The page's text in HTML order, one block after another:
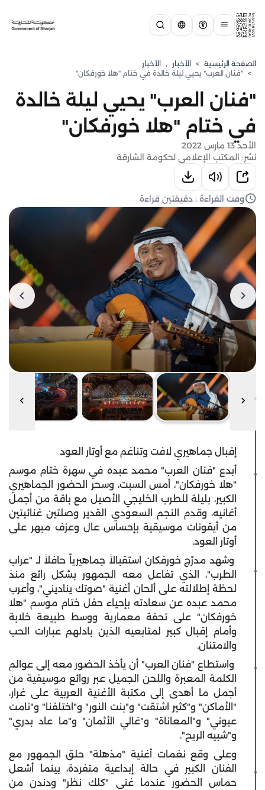
الصفحة الرئيسية > الأخبار , الأخبار
> "فنان العرب" يحيي ليلة خالدة في ختام "هلا خورفكان"
"فنان العرب" يحيي ليلة خالدة
في ختام "هلا خورفكان"
الأحد 13 مارس 2022
نشر: المكتب الإعلامي لحكومة الشارقة
وقت القراءة : دقيقتين قراءة
إقبال جماهيري لافت وتناغم مع أوتار العود
أبدع "فنان العرب" محمد عبده في سهرة ختام موسم
"هلا خورفكان"، أمس السبت، وسحر الحضور الجماهيري
الكبير، بليلة للطرب الخليجي الأصيل مع باقة من أجمل
أغانيه، وقدم النجم السعودي القدير وصلتين غنائيتين
من أيقونات موسيقية بإحساس عال وعزف مبهر على
أوتار العود.
وشهد مدرّج خورفكان استقبالاً جماهيرياً حافلاً لـ "عراب
الطرب"، الذي تفاعل معه الجمهور بشكل رائع منذ
لحظة إطلالته على ألحان أغنية "صوتك يناديني"، وأعرب
محمد عبده عن سعادته بإحياء حفل ختام موسم "هلا
خورفكان" على تحفة معمارية ووسط طبيعة خلابة
وأمام إقبال كبير لمتابعيه الذين بادلهم عبارات الحب
والامتنان.
واستطاع "فنان العرب" أن يأخذ الحضور معه إلى عوالم
الكلمة المعبرة واللحن الجميل عبر روائع موسيقية من
أجمل ما أهدى إلى مكتبة الأغنية العربية على غرار،
"الأماكن" و"كثير اشتقت" و"بنت النور" و"اختلفنا" و"نامت
عيوني" و"المعاناة" و"غالي الأثمان" و"ما عاد بدري"
و"شبيه الريح".
وعلى وقع نغمات أغنية "مذهلة" حلق الجمهور مع
الفنان الكبير في حالة إبداعية متفردة، بينما أشعل
حماس الحضور عندما غنى "كلك نظر" ودندن من